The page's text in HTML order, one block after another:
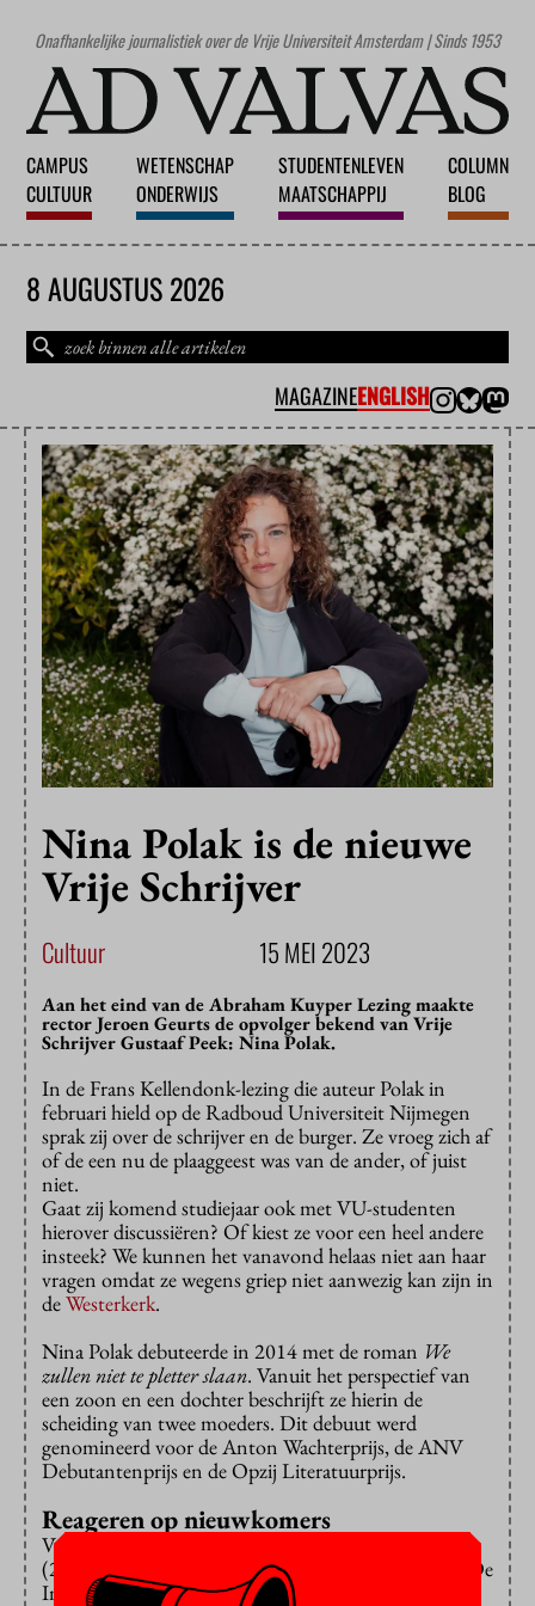
Onafhankelijke journalistiek over de Vrije Universiteit Amsterdam | Sinds 1953
CAMPUS
CULTUUR
WETENSCHAP
ONDERWIJS
STUDENTENLEVEN
MAATSCHAPPIJ
COLUMN
BLOG
8 AUGUSTUS 2026
MAGAZINEENGLISH
Nina Polak is de nieuwe
Vrije Schrijver
Cultuur 15 MEI 2023
Aan het eind van de Abraham Kuyper Lezing maakte
rector Jeroen Geurts de opvolger bekend van Vrije
Schrijver Gustaaf Peek: Nina Polak.
In de Frans Kellendonk-lezing die auteur Polak in
februari hield op de Radboud Universiteit Nijmegen
sprak zij over de schrijver en de burger. Ze vroeg zich af
of de een nu de plaaggeest was van de ander, of juist
niet.
Gaat zij komend studiejaar ook met VU-studenten
hierover discussiëren? Of kiest ze voor een heel andere
insteek? We kunnen het vanavond helaas niet aan haar
vragen omdat ze wegens griep niet aanwezig kan zijn in
deWesterkerk.
Nina Polak debuteerde in 2014 met de roman We
zullen niet te pletter slaan. Vanuit het perspectief van
een zoon en een dochter beschrijft ze hierin de
scheiding van twee moeders. Dit debuut werd
genomineerd voor de Anton Wachterprijs, de ANV
Debutantenprijs en de Opzij Literatuurprijs.
Reageren op nieuwkomers
Voor haar tweede roman
(2018) ontving zij de BNG Bank Literatuurprijs en De
Inktaap, een literaire jongerenprijs.